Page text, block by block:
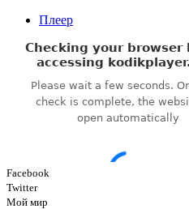
Плеер
Facebook
Twitter
Мой мир